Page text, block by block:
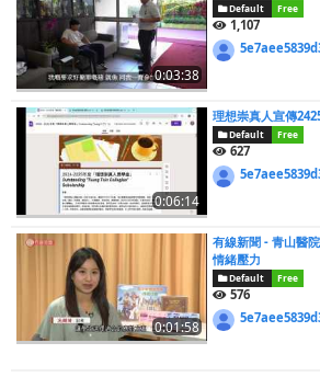
0:03:38
Default Free
1,107
0:06:14
理想崇真人宣傳
Default Free
627
0:01:58
有線新聞 - 青山醫
情緒壓力
Default Free
576